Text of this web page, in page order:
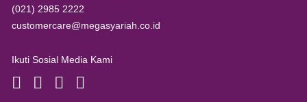
(021) 2985 2222
customercare@megasyariah.co.id
Ikuti Sosial Media Kami